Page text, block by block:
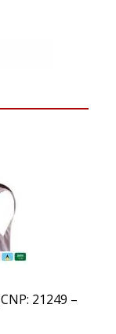
21249 –